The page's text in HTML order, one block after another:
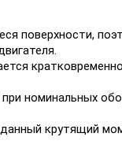
поверхности,
номинальных
крутящий